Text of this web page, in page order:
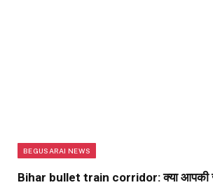
BEGUSARAI NEWS
Bihar bullet train corridor: क्या आपकी